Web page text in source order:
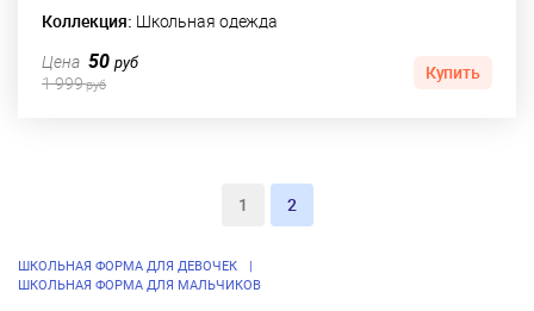
Коллекция: Школьная одежда
Цена 50руб
1 999руб
Купить
1 2
ШКОЛЬНАЯ ФОРМА ДЛЯ ДЕВОЧЕК
ШКОЛЬНАЯ ФОРМА ДЛЯ МАЛЬЧИКОВ